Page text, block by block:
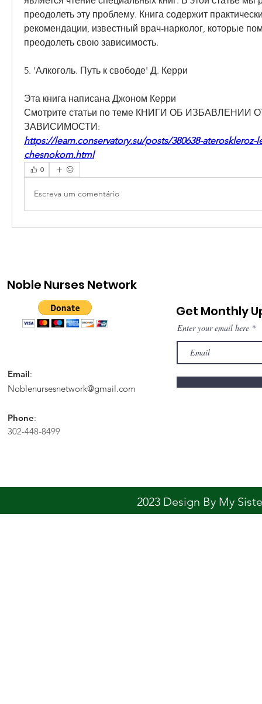
преодолеть эту проблему. Книга содержит
рекомендации, известный врач-нарколог, которые
преодолеть свою зависимость.
5. 'Алкоголь. Путь к свободе' Д. Керри
Эта книга написана Джоном Керри
Смотрите статьи по теме КНИГИ ОБ ИЗБАВЛЕНИИ
ЗАВИСИМОСТИ:
https://learn.conservatory.su/posts/380638-ateroskleroz-
chesnokom.html
0
Escreva um comentário
Noble Nurses Network
Email:
Noblenursesnetwork@gmail.com
Phone:
302-448-8499
Get Monthly
Enter your email here
2023 Design By My